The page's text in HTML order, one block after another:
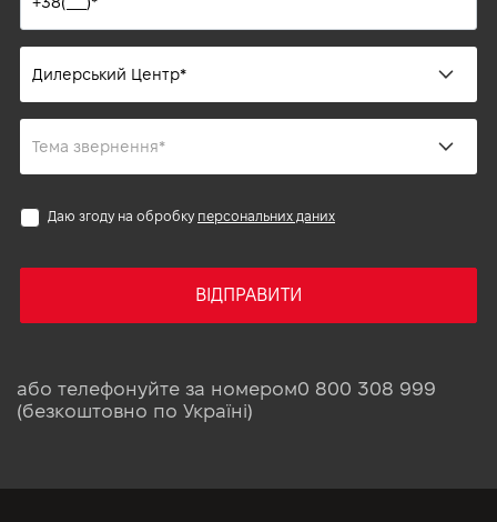
Даю згоду на обробку персональних даних
ВІДПРАВИТИ
або телефонуйте за номером0 800 308 999
(безкоштовно по Україні)